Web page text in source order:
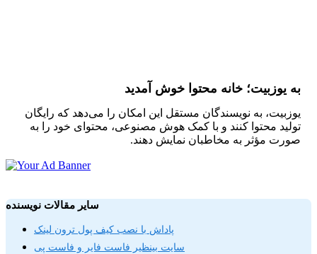
به یوزبیت؛ خانه محتوا خوش آمدید
یوزبیت، به نویسندگان مستقل این امکان را می‌دهد که رایگان
تولید محتوا کنند و با کمک هوش مصنوعی، محتوای خود را به
صورت مؤثر به مخاطبان نمایش دهند.
سایر مقالات نویسنده
پاداش با نصب کیف پول ترون لینک
سایت بینظیر فاست فایر و فاست پی